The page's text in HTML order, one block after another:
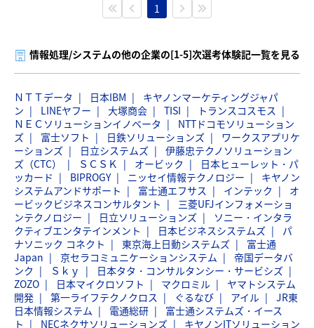
1
情報処理/システムの他の企業の[1-5]次選考体験記一覧を見る
ＮＴＴデータ 日本IBM
キヤノンマーケティングジャパ
ン
LINEヤフー 大塚商会 TISI
トランスコスモス
ＮＥＣソリューションイノベータ
NTTドコモソリューション
ズ
富士ソフト 日鉄ソリューションズ
ワークスアプリケ
ーションズ
日立システムズ
伊藤忠テクノソリューション
ズ（CTC）
ＳＣＳＫ オービック
日本ヒューレット・パ
ッカード
BIPROGY ニッセイ情報テクノロジー
キヤノン
システムアンドサポート
富士通エフサス インテック
オ
ービックビジネスコンサルタント
三菱UFJインフォメーショ
ンテクノロジー
日立ソリューションズ
ソニー・インタラ
クティブエンタテインメント
日本ビジネスシステムズ
パ
ナソニック コネクト
東京海上日動システムズ
富士通
Japan
京セラコミュニケーションシステム
帝国データバ
ンク
Ｓｋｙ
日本タタ・コンサルタンシー・サービシズ
ZOZO
日本マイクロソフト マクロミル
ヤマトシステム
開発
第一ライフテクノクロス ぐるなび アイル
JR東
日本情報システム
電通総研
富士通システムズ・イース
ト
NECネクサソリューションズ キヤノンITソリューション